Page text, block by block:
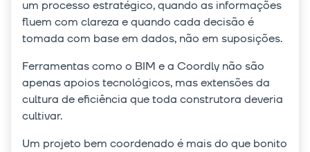
um processo estratégico, quando as informações
fluem com clareza e quando cada decisão é
tomada com base em dados, não em suposições.
Ferramentas como o BIM e a Coordly não são
apenas apoios tecnológicos, mas extensões da
cultura de eficiência que toda construtora deveria
cultivar.
Um projeto bem coordenado é mais do que bonito